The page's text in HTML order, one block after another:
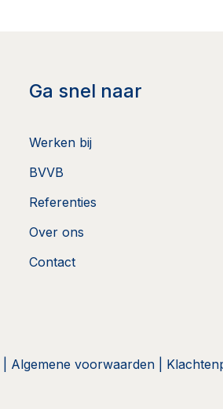
Ga snel naar
Werken bij
BVVB
Referenties
Over ons
Contact
Algemene voorwaarden